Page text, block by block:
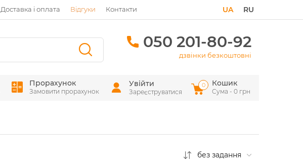
Доставка і оплата Відгуки Контакти RU
UA
050 201-80-92
дзвінки безкоштовні
Прорахунок
Замовити прорахунок
Увійти
Зареєструватися
Кошик
Сума - 0 грн
0
без задання